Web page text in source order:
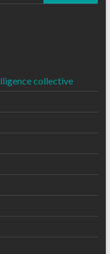
collective